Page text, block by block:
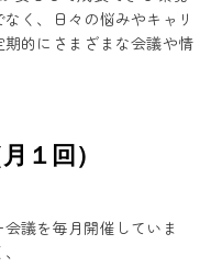
く、日々の悩みやキャリ
的にさまざまな会議や情
１回）
議を毎月開催していま